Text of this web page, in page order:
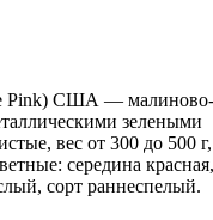
Pink) США — малиново-
зелеными
вес от 300 до 500 г,
середина красная,
сорт раннеспелый.